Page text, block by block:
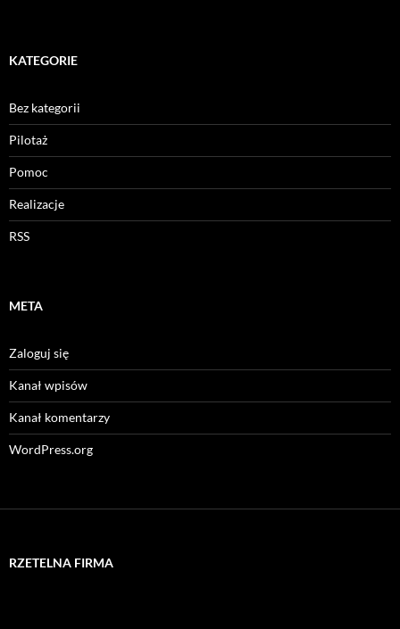
KATEGORIE
Bez kategorii
Pilotaż
Pomoc
Realizacje
RSS
META
Zaloguj się
Kanał wpisów
Kanał komentarzy
WordPress.org
RZETELNA FIRMA